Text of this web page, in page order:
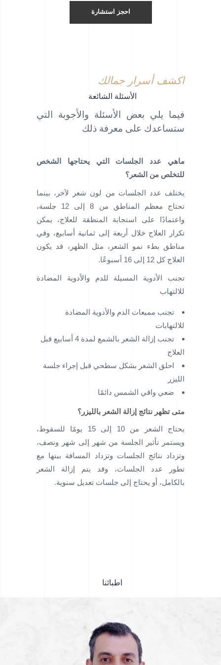
احجز استشارة
اكشف أسرار جمالك
الأسئلة الشائعة
فيما يلي بعض الأسئلة والأجوبة التي
ستساعدك على معرفة ذلك
ماهي عدد الجلسات التي يحتاجها الشخص
للتخلص من الشعر؟
يختلف عدد الجلسات من لون شعر لآخر، بينما
تحتاج معظم المناطق من 8 إلى 12 جلسة،
واعتمادًا على استجابة المنطقة للعلاج، يمكن
تكرار العلاج خلال أربعة إلى ثمانية أسابيع، وفي
مناطق بطء نمو الشعر، مثل الظهر، قد يكون
العلاج كل 12 إلى 16 أسبوعًا.
تجنب الأدوية المسيلة للدم والأدوية المضادة
للالتهاب
تجنب مميعات الدم والأدوية المضادة
للالتهابات
تجنب إزالة الشعر بالشمع لمدة 4 أسابيع قبل
العلاج
احلق الشعر بشكل سطحي قبل إجراء جلسة
الليزر
ضعي واقي الشمس دائمًا
متى تظهر نتائج إزالة الشعر بالليزر؟
يحتاج الشعر من 10 إلى 15 يومًا للسقوط،
ويستمر تأثير الجلسة من شهر إلى شهر ونصف،
وتزداد نتائج الجلسات وتزداد المسافة بينها مع
تطور عدد الجلسات، وقد يتم إزالة الشعر
بالكامل، أو يحتاج إلى جلسات تعديل سنوية.
اطبائنا